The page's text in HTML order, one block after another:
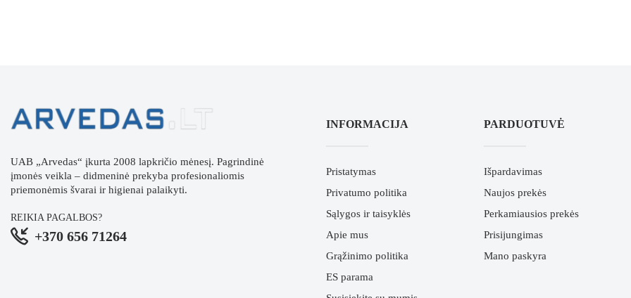
UAB „Arvedas“ įkurta 2008 lapkričio mėnesį. Pagrindinė
įmonės veikla – didmeninė prekyba profesionaliomis
priemonėmis švarai ir higienai palaikyti.
REIKIA PAGALBOS?
+370 656 71264
INFORMACIJA
Pristatymas
Privatumo politika
Sąlygos ir taisyklės
Apie mus
Grąžinimo politika
ES parama
PARDUOTUVĖ
Išpardavimas
Naujos prekės
Perkamiausios prekės
Prisijungimas
Mano paskyra